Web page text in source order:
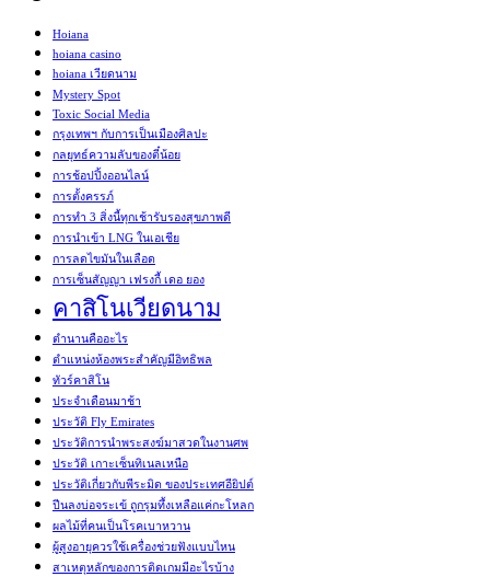
Hoiana
hoiana casino
hoiana เวียดนาม
Mystery Spot
Toxic Social Media
กรุงเทพฯ กับการเป็นเมืองศิลปะ
กลยุทธ์ความลับของตี๋น้อย
การช้อปปิ้งออนไลน์
การตั้งครรภ์
การทำ 3 สิ่งนี้ทุกเช้ารับรองสุขภาพดี
การนำเข้า LNG ในเอเชีย
การลดไขมันในเลือด
การเซ็นสัญญา เฟรงกี้ เดอ ยอง
คาสิโนเวียดนาม
ตำนานคืออะไร
ตำแหน่งห้องพระสำคัญมีอิทธิพล
ทัวร์คาสิโน
ประจำเดือนมาช้า
ประวัติ Fly Emirates
ประวัติการนำพระสงฆ์มาสวดในงานศพ
ประวัติ เกาะเซ็นทิเนลเหนือ
ประวัติเกี่ยวกับพีระมิด ของประเทศอียิปต์
ปีนลงบ่อจระเข้ ถูกรุมทึ้งเหลือแค่กะโหลก
ผลไม้ที่คนเป็นโรคเบาหวาน
ผู้สูงอายุควรใช้เครื่องช่วยฟังแบบไหน
สาเหตุหลักของการติดเกมมีอะไรบ้าง